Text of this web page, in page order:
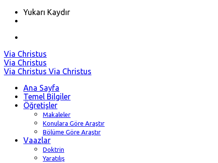
Yukarı Kaydır
Skip
to
content
Via Christus
Via Christus
Via Christus Via Christus
Ana Sayfa
Temel Bilgiler
Öğretişler
Makaleler
Konulara Göre Araştır
Bölüme Göre Araştır
Vaazlar
Doktrin
Yaratılış